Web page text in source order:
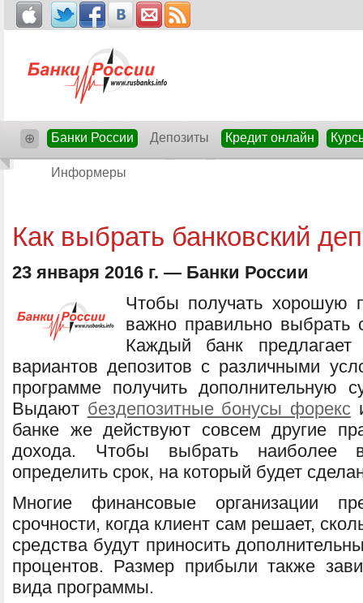
⊕ Банки России Депозиты Кредит онлайн
Информеры
Как выбрать банковский
23 января 2016 г. — Банки России
Чтобы получать хорошую
важно правильно выбрать
Каждый банк предлагает
вариантов депозитов с различными
программе получить дополнительную
Выдают бездепозитные бонусы форекс
банке же действуют совсем другие
дохода. Чтобы выбрать наиболее
определить срок, на который будет
Многие финансовые организации
срочности, когда клиент сам решает,
средства будут приносить
процентов. Размер прибыли также
вида программы.